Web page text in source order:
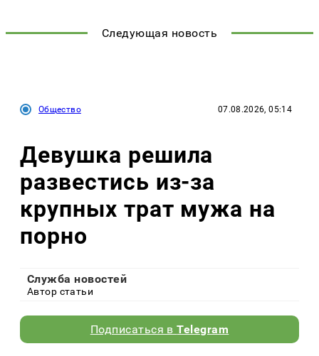
Следующая новость
Общество 07.08.2026, 05:14
Девушка решила
развестись из-за
крупных трат мужа на
порно
Служба новостей
Автор статьи
Подписаться вTelegram